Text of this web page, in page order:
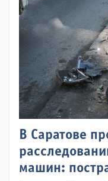
В Саратове
машин: